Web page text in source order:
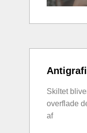
Skiltet
overflade
af